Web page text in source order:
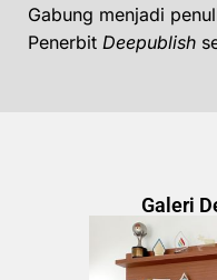
Gabung menjadi
Penerbit Deepublish
Galeri